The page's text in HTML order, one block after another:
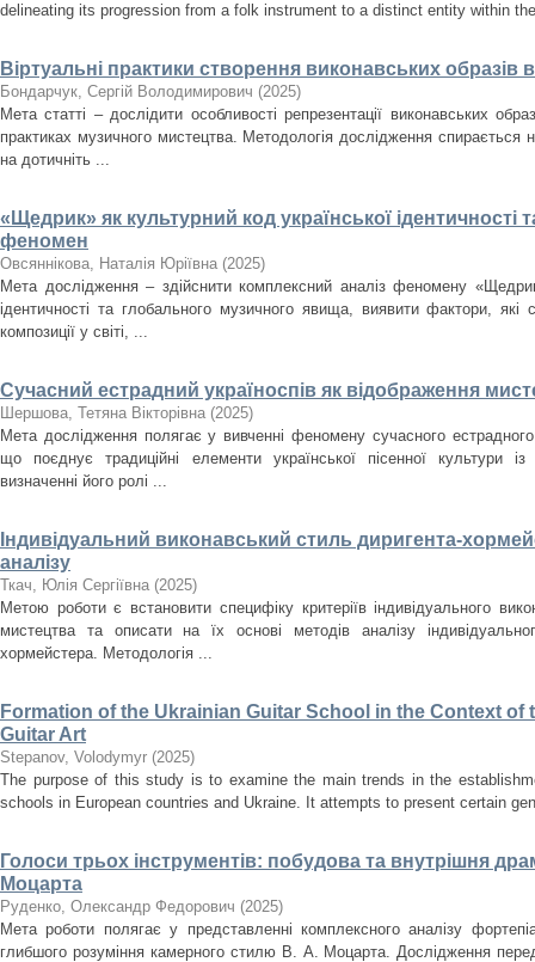
delineating its progression from a folk instrument to a distinct entity within
Віртуальні практики створення виконавських образів
Бондарчук, Сергій Володимирович (2025)
Мета статті – дослідити особливості репрезентації виконавських
практиках музичного мистецтва. Методологія дослідження спирається
на дотичніть ...
«Щедрик» як культурний код української ідентичності
феномен
Овсяннікова, Наталія Юріївна (2025)
Мета дослідження – здійснити комплексний аналіз феномену
ідентичності та глобального музичного явища, виявити фактори,
композиції у світі, ...
Сучасний естрадний україноспів як відображення
Шершова, Тетяна Вікторівна (2025)
Мета дослідження полягає у вивченні феномену сучасного
що поєднує традиційні елементи української пісенної культури
визначенні його ролі ...
Індивідуальний виконавський стиль диригента-
аналізу
Ткач, Юлія Сергіївна (2025)
Метою роботи є встановити специфіку критеріїв індивідуального
мистецтва та описати на їх основі методів аналізу
хормейстера. Методологія ...
Formation of the Ukrainian Guitar School in the Context of
Guitar Art
Stepanov, Volodymyr (2025)
The purpose of this study is to examine the main trends in the
schools in European countries and Ukraine. It attempts to present certain
Голоси трьох інструментів: побудова та внутрішня
Моцарта
Руденко, Олександр Федорович (2025)
Мета роботи полягає у представленні комплексного аналізу
глибшого розуміння камерного стилю В. А. Моцарта. Дослідження